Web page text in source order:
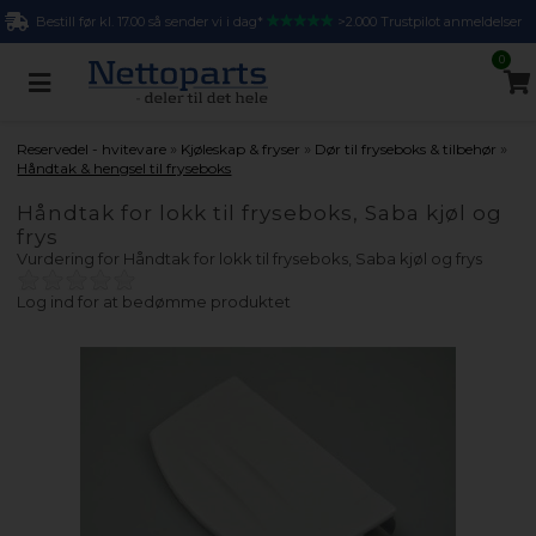
Bestill før kl. 17.00 så sender vi i dag* >2.000 Trustpilot anmeldelser
0
Reservedel - hvitevare » Kjøleskap & fryser » Dør til fryseboks & tilbehør »
Håndtak & hengsel til fryseboks
Håndtak for lokk til fryseboks, Saba kjøl og
frys
Vurdering for Håndtak for lokk til fryseboks, Saba kjøl og frys
Log ind for at bedømme produktet